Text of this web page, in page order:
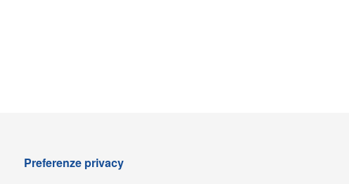
Preferenze privacy